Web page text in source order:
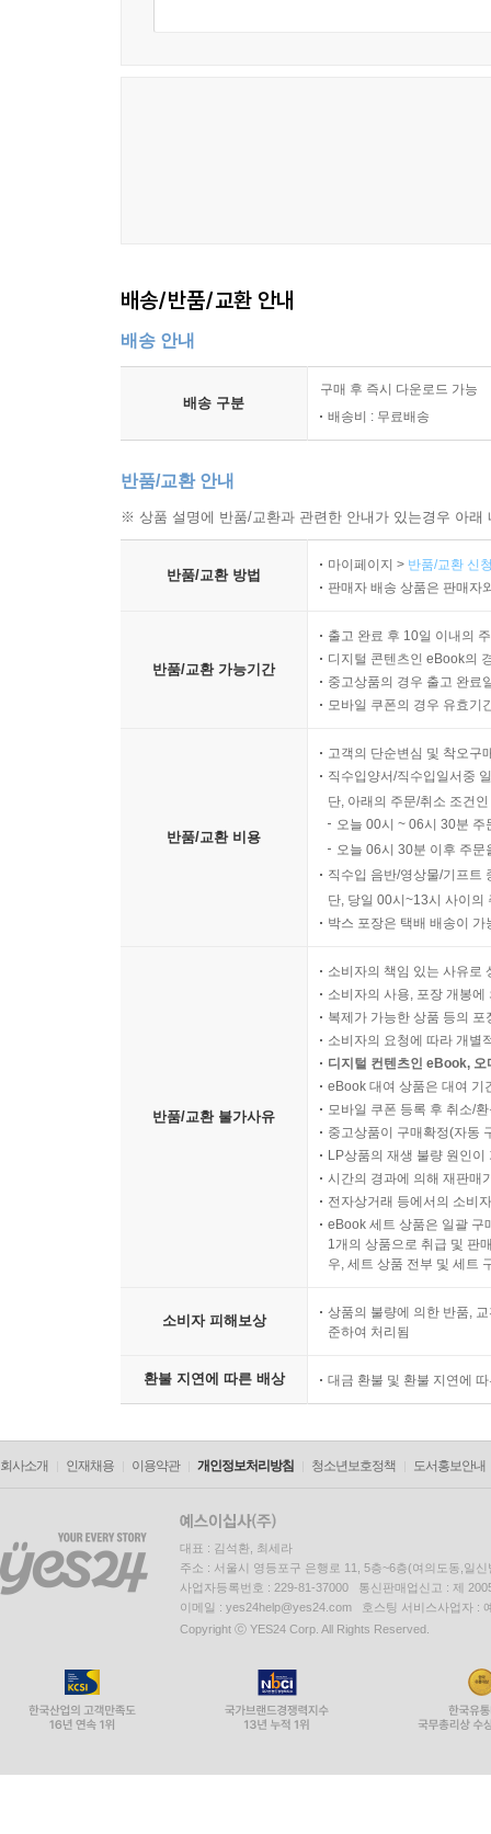
성과를 반드시 얻길 바란다.
배송/반품/교환 안내
배송 안내
배송 구분
구매 후 즉시 다운로드 가능
배송비 : 무료배송
반품/교환 안내
※ 상품 설명에 반품/교환과 관련한 안내가 있는경우 아
반품/교환 방법
마이페이지 > 반품/교환 신
판매자 배송 상품은 판매자
반품/교환 가능기간
출고 완료 후 10일 이내의
디지털 콘텐츠인 eBook의
중고상품의 경우 출고 완료
모바일 쿠폰의 경우 유효기
반품/교환 비용
고객의 단순변심 및 착오구
직수입양서/직수입일서중
단, 아래의 주문/취소 조건
오늘 00시 ~ 06시 30분
오늘 06시 30분 이후 주
직수입 음반/영상물/기프트
단, 당일 00시~13시 사이의
박스 포장은 택배 배송이
반품/교환 불가사유
소비자의 책임 있는 사유로
소비자의 사용, 포장 개봉
복제가 가능한 상품 등의
소비자의 요청에 따라 개별
디지털 컨텐츠인 eBook,
eBook 대여 상품은 대여 기
모바일 쿠폰 등록 후 취소/
중고상품이 구매확정(자동
LP상품의 재생 불량 원인
시간의 경과에 의해 재판매
전자상거래 등에서의 소비
eBook 세트 상품은 일괄 구
1개의 상품으로 취급 및 판
우, 세트 상품 전부 및 세트
소비자 피해보상
상품의 불량에 의한 반품,
준하여 처리됨
환불 지연에 따른 배상 대금 환불 및 환불 지연에
회사소개 인재채용 이용약관 개인정보처리방침 청소년보호정책 도서홍보안내
대표 : 김석환, 최세라
주소 : 서울시 영등포구 은행로 11, 5층~6층(여의도동,일신
사업자등록번호 : 229-81-37000 통신판매업신고 : 제
이메일 : yes24help@yes24.com 호스팅 서비스사업자 :
Copyright ⓒ YES24 Corp. All Rights Reserved.